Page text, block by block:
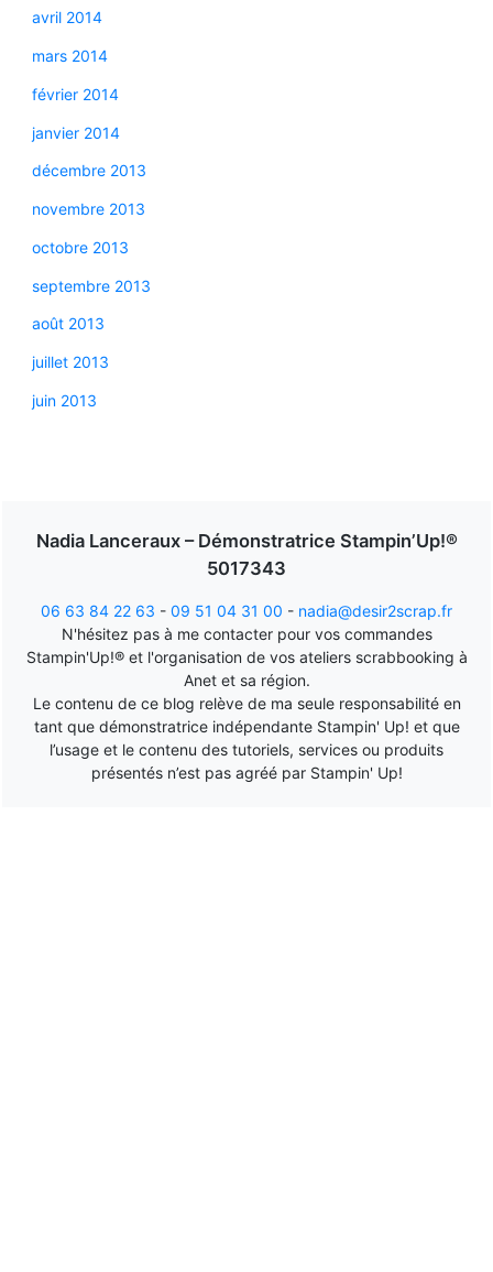
avril 2014
mars 2014
février 2014
janvier 2014
décembre 2013
novembre 2013
octobre 2013
septembre 2013
août 2013
juillet 2013
juin 2013
Nadia Lanceraux – Démonstratrice Stampin’Up!®
5017343
06 63 84 22 63 - 09 51 04 31 00 - nadia@desir2scrap.fr
N'hésitez pas à me contacter pour vos commandes
Stampin'Up!® et l'organisation de vos ateliers scrabbooking à
Anet et sa région.
Le contenu de ce blog relève de ma seule responsabilité en
tant que démonstratrice indépendante Stampin' Up! et que
l’usage et le contenu des tutoriels, services ou produits
présentés n’est pas agréé par Stampin' Up!